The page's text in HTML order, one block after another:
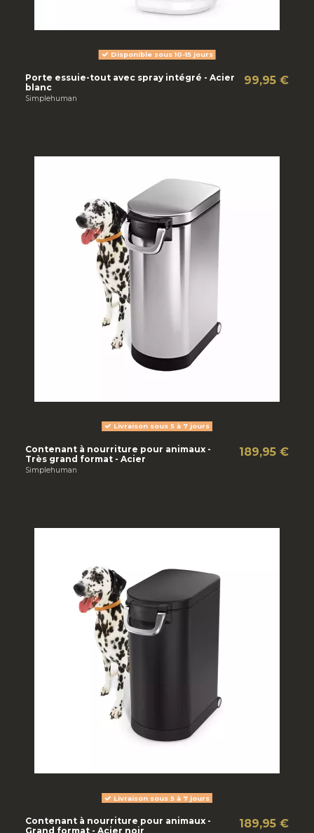
Disponible sous 10-15 jours
Porte essuie-tout avec spray intégré - Acier
blanc
Simplehuman
99,95 €
Livraison sous 5 à 7 jours
Contenant à nourriture pour animaux -
Très grand format - Acier
Simplehuman
189,95 €
Livraison sous 5 à 7 jours
Contenant à nourriture pour animaux -
Grand format - Acier noir
189,95 €